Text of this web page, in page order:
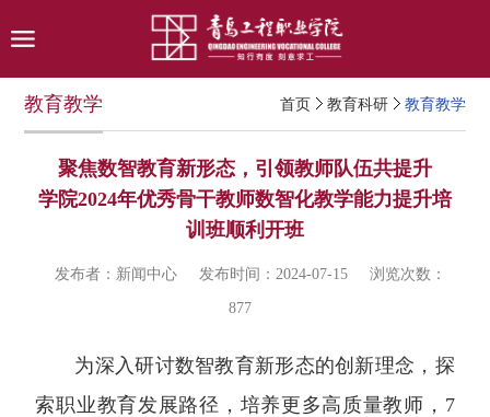
首页 教育科研 教育教学
教育教学
聚焦数智教育新形态，引领教师队伍共提升
学院2024年优秀骨干教师数智化教学能力提升培
训班顺利开班
发布者：新闻中心 发布时间：2024-07-15 浏览次数：
877
为深入研讨数智教育新形态的创新理念，探
索职业教育发展路径，培养更多高质量教师，7